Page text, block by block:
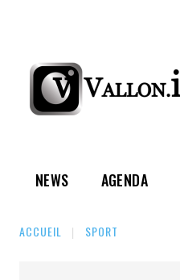
NEWS AGENDA
ACCUEIL SPORT